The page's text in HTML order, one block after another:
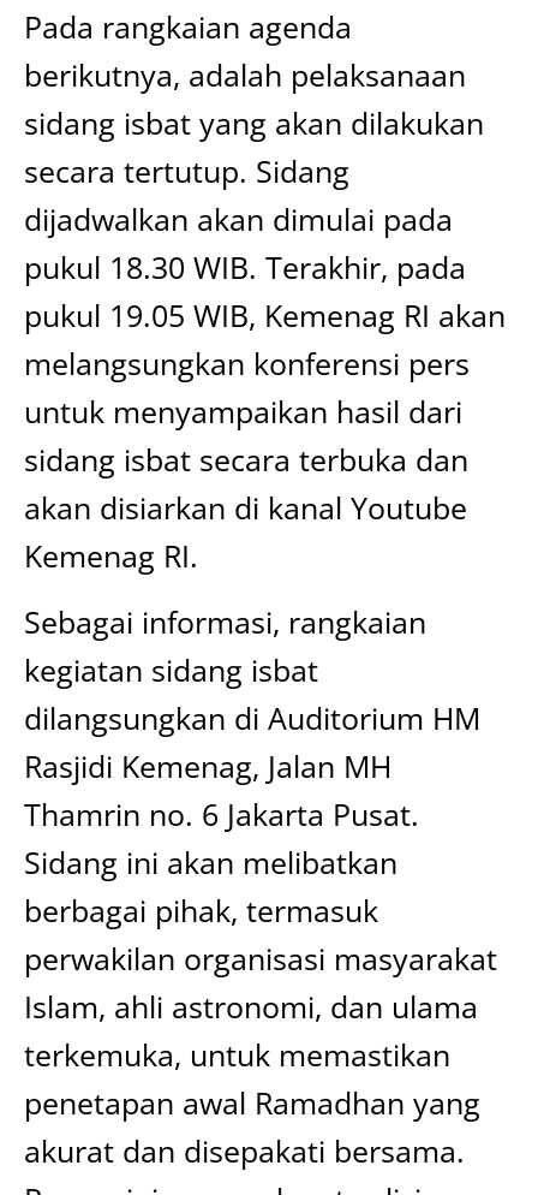
Pada rangkaian agenda
berikutnya, adalah pelaksanaan
sidang isbat yang akan dilakukan
secara tertutup. Sidang
dijadwalkan akan dimulai pada
pukul 18.30 WIB. Terakhir, pada
pukul 19.05 WIB, Kemenag RI akan
melangsungkan konferensi pers
untuk menyampaikan hasil dari
sidang isbat secara terbuka dan
akan disiarkan di kanal Youtube
Kemenag RI.
Sebagai informasi, rangkaian
kegiatan sidang isbat
dilangsungkan di Auditorium HM
Rasjidi Kemenag, Jalan MH
Thamrin no. 6 Jakarta Pusat.
Sidang ini akan melibatkan
berbagai pihak, termasuk
perwakilan organisasi masyarakat
Islam, ahli astronomi, dan ulama
terkemuka, untuk memastikan
penetapan awal Ramadhan yang
akurat dan disepakati bersama.